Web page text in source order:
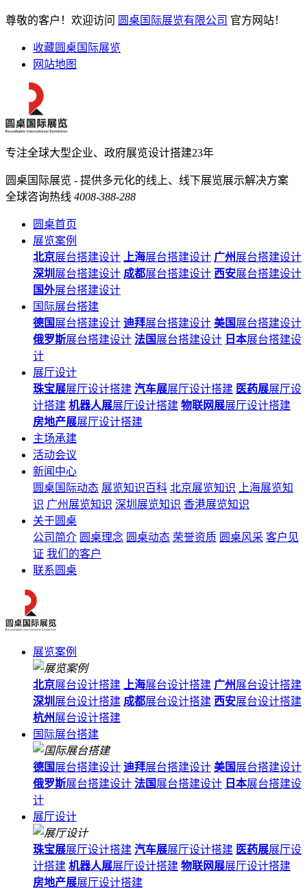
尊敬的客户！欢迎访问 圆桌国际展览有限公司 官方网站！
收藏圆桌国际展览
网站地图
专注全球大型企业、政府展览设计搭建23年
圆桌国际展览 - 提供多元化的线上、线下展览展示解决方案
全球咨询热线 4008-388-288
圆桌首页
展览案例
北京展台搭建设计 上海展台搭建设计 广州展台搭建设计
深圳 展台搭建设计 成都展台搭建设计 西安展台搭建设计
国外展台搭建设计
国际展台搭建
德国 展台搭建设计 迪拜展台搭建设计 美国 展台搭建设计
俄罗斯展台搭建设计 法国 展台搭建设计 日本展台搭建设
计
展厅设计
珠宝展展厅设计搭建 汽车展展厅设计搭建 医药展展厅设
计搭建 机器人展展厅设计搭建 物联网展展厅设计搭建
房地产展展厅设计搭建
主场承建
活动会议
新闻中心
圆桌国际动态 展览知识百科 北京展览知识
上海展览知
识 广州展览知识 深圳展览知识 香港展览知识
关于圆桌
公司简介 圆桌理念 圆桌动态 荣誉资质 圆桌风采 客户见
证 我们的客户
联系圆桌
展览案例
北京展台设计搭建 上海展台设计搭建 广州展台设计搭建
深圳 展台设计搭建 成都展台设计搭建 西安展台设计搭建
杭州展台设计搭建
国际展台搭建
德国 展台搭建设计 迪拜展台搭建设计 美国 展台搭建设计
俄罗斯展台搭建设计 法国 展台搭建设计 日本展台搭建设
计
展厅设计
珠宝展展厅设计搭建 汽车展展厅设计搭建 医药展展厅设
计搭建 机器人展展厅设计搭建 物联网展展厅设计搭建
房地产展展厅设计搭建